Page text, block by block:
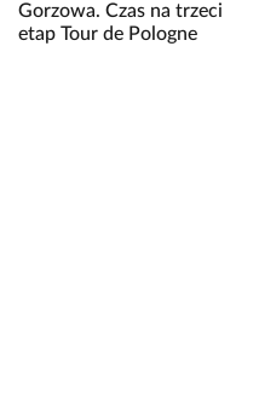
Gorzowa. Czas na trzeci
etap Tour de Pologne